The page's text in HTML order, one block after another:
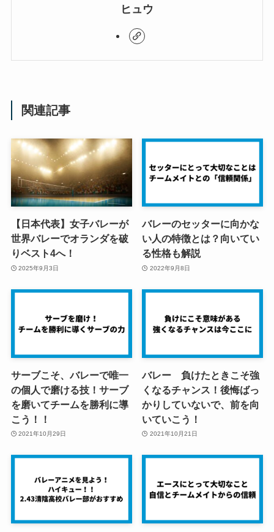
ヒュウ
関連記事
【日本代表】女子バレーが
世界バレーでオランダを破
りベスト4へ！
2025年9月3日
バレーのセッターに向かな
い人の特徴とは？向いてい
る性格も解説
2022年9月8日
サーブこそ、バレーで唯一
の個人で磨ける技！サーブ
を磨いてチームを勝利に導
こう！！
2021年10月29日
バレー 負けたときこそ強
くなるチャンス！後悔ばっ
かりしていないで、前を向
いていこう！
2021年10月21日